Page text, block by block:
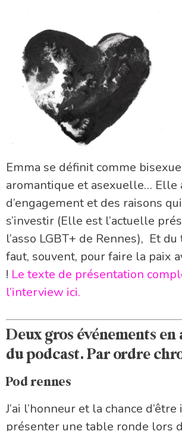
Emma se définit comme
aromantique et asexuelle… Elle
d’engagement et des raisons
s’investir (Elle est l’actuelle
l’asso LGBT+ de Rennes), Et
faut, souvent, pour faire la paix
! Le texte de présentation
l’interview ici.
Deux gros événements
du podcast. Par ordre
Pod rennes
J’ai l’honneur et la chance
présenter une table ronde lors